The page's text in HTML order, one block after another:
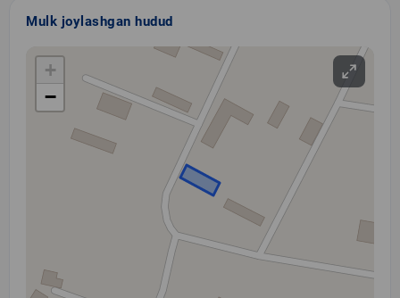
Mulk joylashgan hudud
+
−